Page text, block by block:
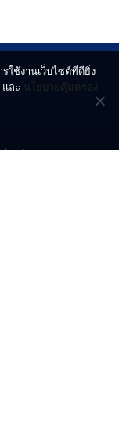
วยกัน
ใช้งานเว็บไซต์ที่ดียิ่ง
และ นโยบายคุ้มครอง